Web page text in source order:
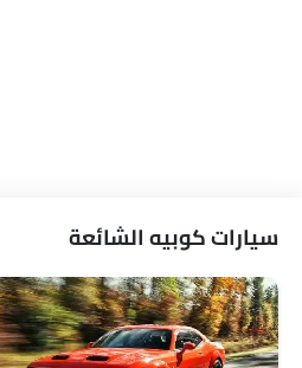
سيارات كوبيه الشائعة